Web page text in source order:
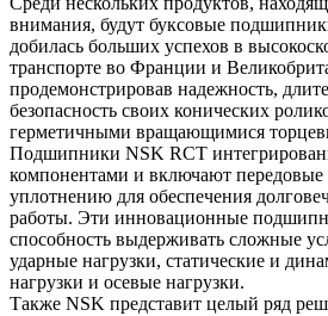
внимания, будут буксовые
добилась больших успехов в
транспорте во Франции и
продемонстрировав надежность,
безопасность своих конических
герметичными вращающимися
Подшипники NSK RCT
компонентами и включают
уплотнению для обеспечения
работы. Эти инновационные
способность выдерживать сложные
ударные нагрузки, статические и
нагрузки и осевые нагрузки.
Также NSK представит целый ряд